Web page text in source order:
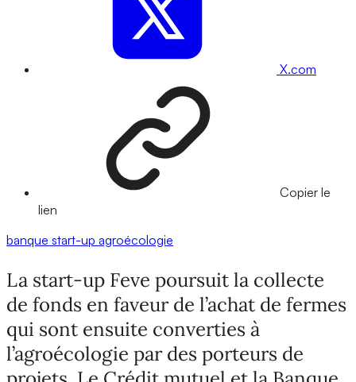
X.com
Copier le
lien
banque start-up agroécologie
La start-up Feve poursuit la collecte
de fonds en faveur de l’achat de fermes
qui sont ensuite converties à
l’agroécologie par des porteurs de